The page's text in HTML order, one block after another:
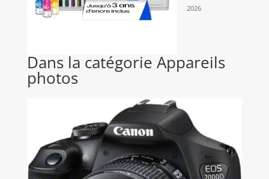
2026
Dans la catégorie Appareils
photos